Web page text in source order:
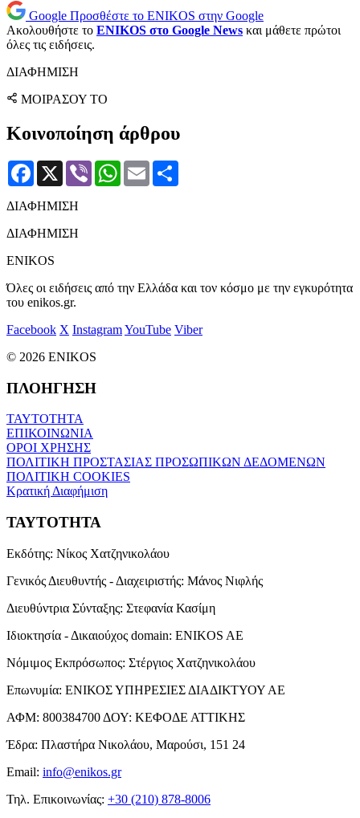
Google Προσθέστε το ENIKOS στην Google
Ακολουθήστε το ENIKOS στο Google News και μάθετε πρώτοι
όλες τις ειδήσεις.
ΔΙΑΦΗΜΙΣΗ
ΜΟΙΡΑΣΟΥ ΤΟ
Κοινοποίηση άρθρου
Facebook
X Viber WhatsApp
Email
ΔΙΑΦΗΜΙΣΗ
ΔΙΑΦΗΜΙΣΗ
ENIKOS
Όλες οι ειδήσεις από την Ελλάδα και τον κόσμο με την εγκυρότητα
του enikos.gr.
Facebook X InstagramYouTube Viber
© 2026 ENIKOS
ΠΛΟΗΓΗΣΗ
ΤΑΥΤΟΤΗΤΑ
ΕΠΙΚΟΙΝΩΝΙΑ
ΟΡΟΙ ΧΡΗΣΗΣ
ΠΟΛΙΤΙΚΗ ΠΡΟΣΤΑΣΙΑΣ ΠΡΟΣΩΠΙΚΩΝ ΔΕΔΟΜΕΝΩΝ
ΠΟΛΙΤΙΚΗ COOKIES
Κρατική Διαφήμιση
ΤΑΥΤΟΤΗΤΑ
Εκδότης: Νίκος Χατζηνικολάου
Γενικός Διευθυντής - Διαχειριστής: Μάνος Νιφλής
Διευθύντρια Σύνταξης: Στεφανία Κασίμη
Ιδιοκτησία - Δικαιούχος domain: ENIKOS AE
Νόμιμος Εκπρόσωπος: Στέργιος Χατζηνικολάου
Επωνυμία: ΕΝΙΚΟΣ ΥΠΗΡΕΣΙΕΣ ΔΙΑΔΙΚΤΥΟΥ ΑΕ
ΑΦΜ: 800384700 ΔΟΥ: ΚΕΦΟΔΕ ΑΤΤΙΚΗΣ
Έδρα: Πλαστήρα Νικολάου, Μαρούσι, 151 24
Email: info@enikos.gr
Τηλ. Επικοινωνίας: +30 (210) 878-8006